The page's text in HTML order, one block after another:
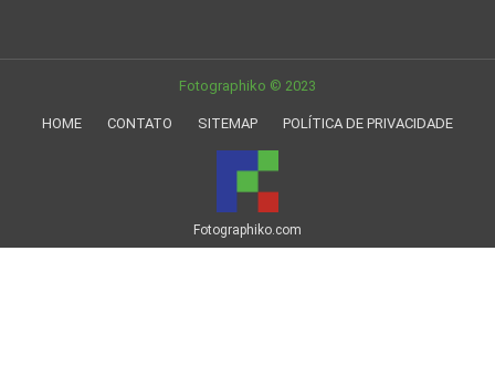
Fotographiko © 2023
HOME CONTATO SITEMAP POLÍTICA DE PRIVACIDADE
Fotographiko.com